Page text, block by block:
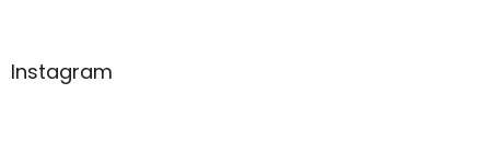
Instagram